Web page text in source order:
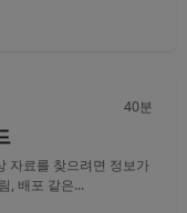
40분
자료를 찾으려면 정보가
, 배포 같은...